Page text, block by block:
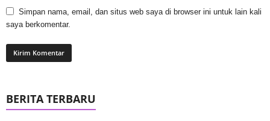
Simpan nama, email, dan situs web saya di browser ini untuk lain kali
saya berkomentar.
BERITA TERBARU